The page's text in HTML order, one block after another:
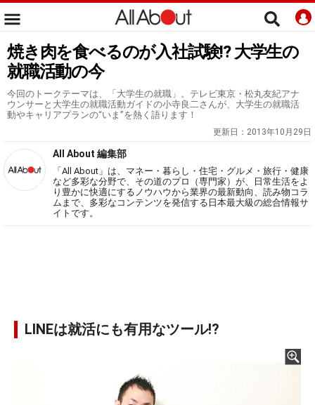
焼き肉を食べるのが入社試験!? 大学生の
就職活動の今
今回のトークテーマは、「大学生の就職」。テレビ東京・松丸友紀アナ
ウンサーと大学生の就職活動ガイドの小寺良二さんが、大学生の就職活
動やキャリアプランの“いま”を熱く語ります！
更新日： 2013年10月29日
All About 編集部
「All About」は、マネー・暮らし・住宅・グルメ・旅行・健康
など多彩な分野で、その道のプロ（専門家）が、日常生活をよ
り豊かに快適にするノウハウから業界の最新動向、読み物コラ
ムまで、多彩なコンテンツを発信する日本最大級の総合情報サ
イトです。
LINEは就活にも有用なツール!?